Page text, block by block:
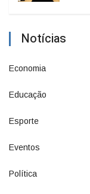
Notícias
Economia
Educação
Esporte
Eventos
Política